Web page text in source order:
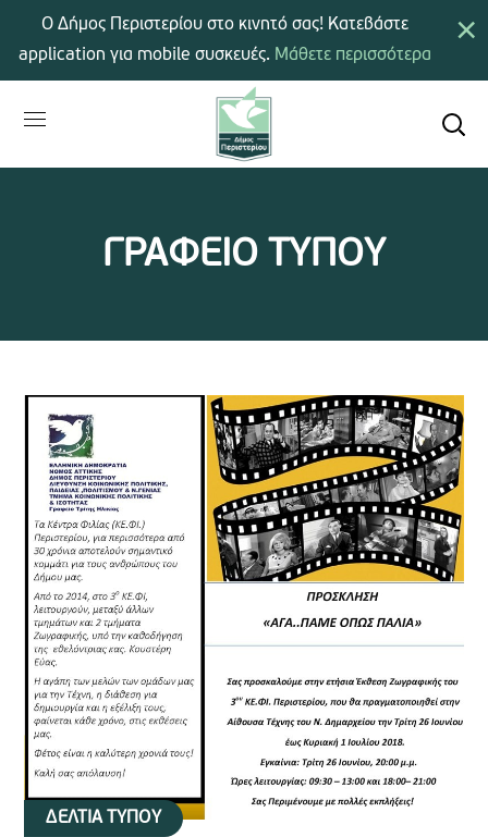
ΓΡΑΦΕΙΟ ΤΥΠΟΥ
ΔΕΛΤΙΑ ΤΥΠΟΥ
×
Ο Δήμος Περιστερίου στο κινητό σας! Κατεβάστε
application για mobile συσκευές. Μάθετε περισσότερα